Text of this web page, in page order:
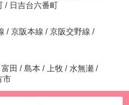
/ 日吉台六番町
/ 京阪本線 / 京阪交野線 /
富田 / 島本 / 上牧 / 水無瀬 /
市